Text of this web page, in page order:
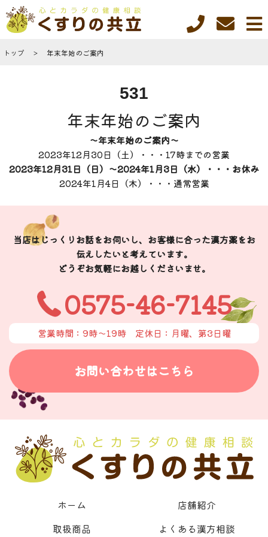
トップ 年末年始のご案内
531
年末年始のご案内
～年末年始のご案内～
2023年12月30日（土）・・・17時までの営業
2023年12月31日（日）～2024年1月3日（水）・・・お休み
2024年1月4日（木）・・・通常営業
当店はじっくりお話をお伺いし、お客様に合った漢方薬をお
伝えしたいと考えています。
どうぞお気軽にお越しくださいませ。
0575-46-7145
営業時間：9時〜19時 定休日：月曜、第3日曜
お問い合わせはこちら
ホーム
店舗紹介
取扱商品
よくある漢方相談